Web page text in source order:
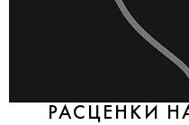
РАСЦЕНКИ